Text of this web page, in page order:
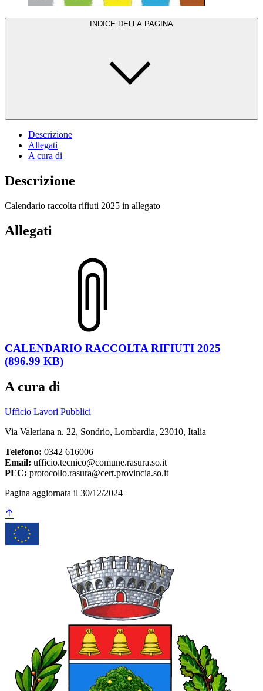
INDICE DELLA PAGINA
Descrizione
Allegati
A cura di
Descrizione
Calendario raccolta rifiuti 2025 in allegato
Allegati
CALENDARIO RACCOLTA RIFIUTI 2025
(896.99 KB)
A cura di
Ufficio Lavori Pubblici
Via Valeriana n. 22, Sondrio, Lombardia, 23010, Italia
Telefono: 0342 616006
Email: ufficio.tecnico@comune.rasura.so.it
PEC: protocollo.rasura@cert.provincia.so.it
Pagina aggiornata il 30/12/2024